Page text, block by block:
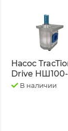
Насос
Drive
В наличии